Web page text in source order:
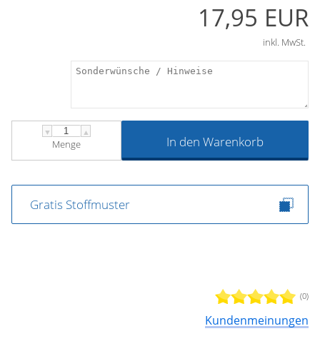
(0)
Kundenmeinungen
17,95 EUR
inkl. MwSt.
▼ ▲
Menge In den Warenkorb
Gratis Stoffmuster